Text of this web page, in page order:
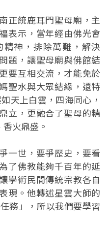
正統鹿耳門聖母廟，主
表示，當年經由佛光會
神，排除萬難，解決
題，讓聖母廟與佛館結
要互相交流，才能免於
聖水與大眾結緣，還特
天上白雲，四海同心，
立，更融合了聖母的精
火鼎盛。
一世，要爭歷史，要看
了佛教能夠千百年的延
學術民間傳統宗教各自
現。他轉述星雲大師的
務」，所以我們要學習